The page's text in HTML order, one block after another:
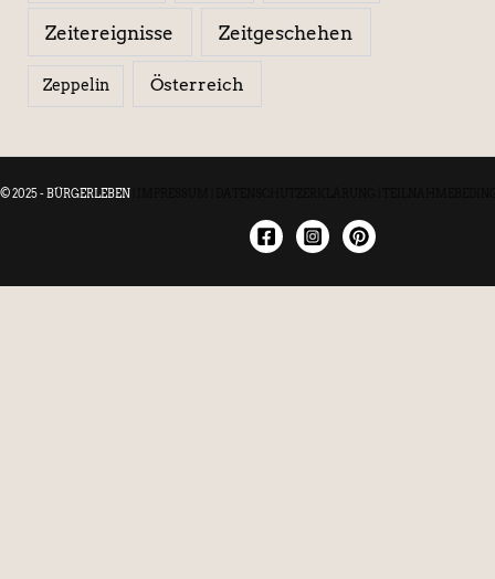
Zeitereignisse Zeitgeschehen
Zeppelin Österreich
© 2025 - BÜRGERLEBEN